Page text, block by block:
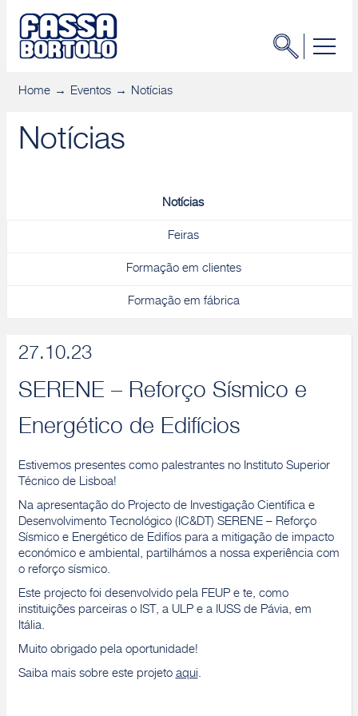
Home Eventos Notícias
Notícias
Notícias
Feiras
Formação em clientes
Formação em fábrica
27.10.23
SERENE – Reforço Sísmico e
Energético de Edifícios
Estivemos presentes como palestrantes no Instituto Superior
Técnico de Lisboa!
Na apresentação do Projecto de Investigação Científica e
Desenvolvimento Tecnológico (IC&DT) SERENE – Reforço
Sísmico e Energético de Edifíos para a mitigação de impacto
económico e ambiental, partilhámos a nossa experiência com
o reforço sísmico.
Este projecto foi desenvolvido pela FEUP e te, como
instituições parceiras o IST, a ULP e a IUSS de Pávia, em
Itália.
Muito obrigado pela oportunidade!
Saiba mais sobre este projeto aqui.